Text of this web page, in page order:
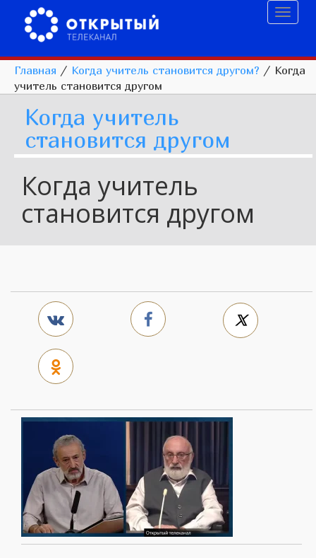
Главная / Когда учитель становится другом? / Когда
учитель становится другом
Когда учитель
становится другом
Когда учитель
становится другом